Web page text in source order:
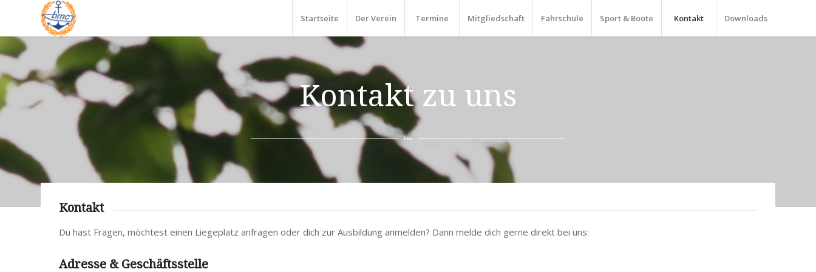
Startseite Der Verein Termine Mitgliedschaft Fahrschule Sport & Boote Kontakt Downloads
Kontakt zu uns
Kontakt
Du hast Fragen, möchtest einen Liegeplatz anfragen oder dich zur Ausbildung anmelden? Dann melde dich gerne direkt bei uns:
Adresse & Geschäftsstelle